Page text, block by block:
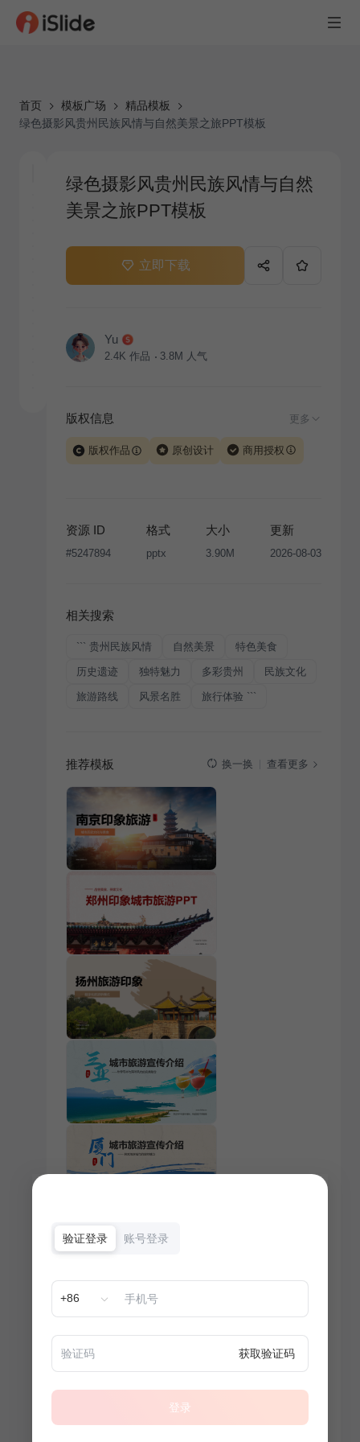
首页 模板广场
精品模板
绿色摄影风贵州民族风情与自然美景之旅PPT模板
绿色摄影风贵州民族风情与自然
美景之旅PPT模板
立即下载
Yu
2.4K 作品 3.8M 人气
版权信息 更多
版权作品 原创设计 商用授权
版权声明
条款，禁止任何形式的转让、出售或出租，未
经投权许可任何人不得擅自转载和分发，否则将接照我
资源 ID
#5247894
格式
pptx
大小
3.90M
更新
2026-08-03
相关搜索
``` 贵州民族风情 自然美景 特色美食
历史遗迹 独特魅力 多彩贵州 民族文化
旅游路线 风景名胜 旅行体验 ```
推荐模板 换一换 查看更多
验证登录 账号登录
+86
获取验证码
登录